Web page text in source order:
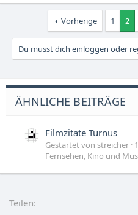
Vorherige 1 2
Du musst dich einloggen oder
ÄHNLICHE BEITRÄGE
Filmzitate Turnus
Gestartet von streicher
Fernsehen, Kino und
Teilen: